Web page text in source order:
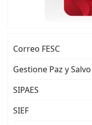
Correo FESC
Gestione Paz y Salvo
SIPAES
SIEF